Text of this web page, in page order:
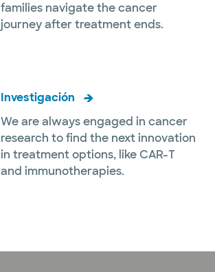
families navigate the cancer
journey after treatment ends.
Investigación
We are always engaged in cancer
research to find the next innovation
in treatment options, like CAR-T
and immunotherapies.